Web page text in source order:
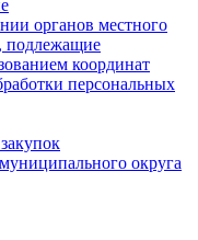
органов местного
подлежащие
координат
персональных
округа